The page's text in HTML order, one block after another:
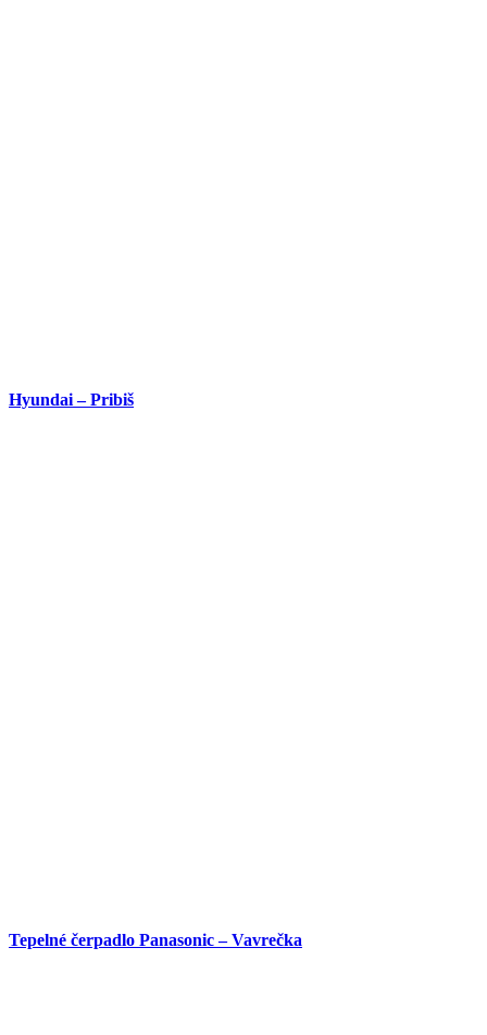
Hyundai – Pribiš
Tepelné čerpadlo Panasonic – Vavrečka